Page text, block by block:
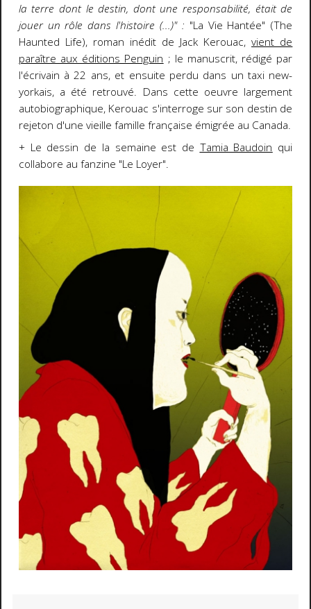
la terre dont le destin, dont une responsabilité, était de
jouer un rôle dans l'histoire (...)" : "La Vie Hantée" (The
Haunted Life), roman inédit de Jack Kerouac,vient de
paraître aux éditions Penguin ; le manuscrit, rédigé par
l'écrivain à 22 ans, et ensuite perdu dans un taxi new-
yorkais, a été retrouvé. Dans cette oeuvre largement
autobiographique, Kerouac s'interroge sur son destin de
rejeton d'une vieille famille française émigrée au Canada.
+ Le dessin de la semaine est de Tamia Baudoin qui
collabore au fanzine "Le Loyer".